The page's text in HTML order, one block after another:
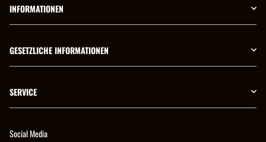
INFORMATIONEN
GESETZLICHE INFORMATIONEN
SERVICE
Social Media